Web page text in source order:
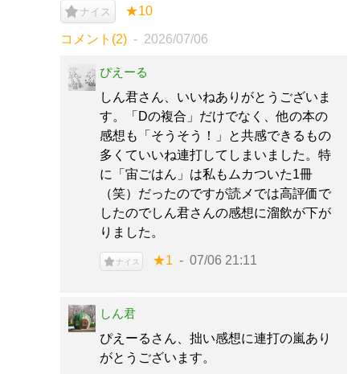
ナイス ★10
コメント(2) 2026/07/06
ぴえーる
しん君さん、いいねありがとうございま
す。「Dの複合」だけでなく、他の本の
感想も「そうそう！」と共感できるもの
多くていいね連打してしまいました。特
に「宙ごはん」は私もムカついた1冊
（笑）だったのですが読メでは高評価で
したのでしん君さんの感想に溜飲が下が
りました。
ナイス ★1 07/06 21:11
しん君
ぴえーるさん、拙い感想に連打の嵐あり
がとうございます。